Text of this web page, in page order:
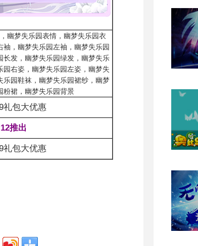
幽梦失乐园表情，幽梦失乐园衣
，幽梦失乐园左袖，幽梦失乐园
发，幽梦失乐园绿发，幽梦失乐
右姿，幽梦失乐园左姿，幽梦失
乐园鞋袜，幽梦失乐园裙纱，幽梦
粉裙，幽梦失乐园背景
礼包大优惠
推出
礼包大优惠